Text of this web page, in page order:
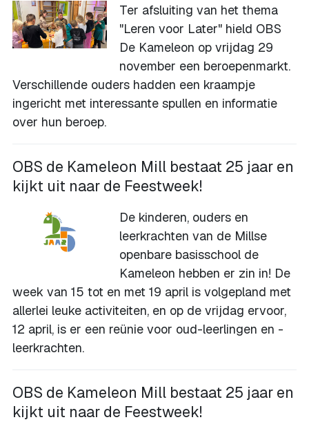
Ter afsluiting van het thema
"Leren voor Later" hield OBS
De Kameleon op vrijdag 29
november een beroepenmarkt.
Verschillende ouders hadden een kraampje
ingericht met interessante spullen en informatie
over hun beroep.
OBS de Kameleon Mill bestaat 25 jaar en
kijkt uit naar de Feestweek!
De kinderen, ouders en
leerkrachten van de Millse
openbare basisschool de
Kameleon hebben er zin in! De
week van 15 tot en met 19 april is volgepland met
allerlei leuke activiteiten, en op de vrijdag ervoor,
12 april, is er een reünie voor oud-leerlingen en -
leerkrachten.
OBS de Kameleon Mill bestaat 25 jaar en
kijkt uit naar de Feestweek!